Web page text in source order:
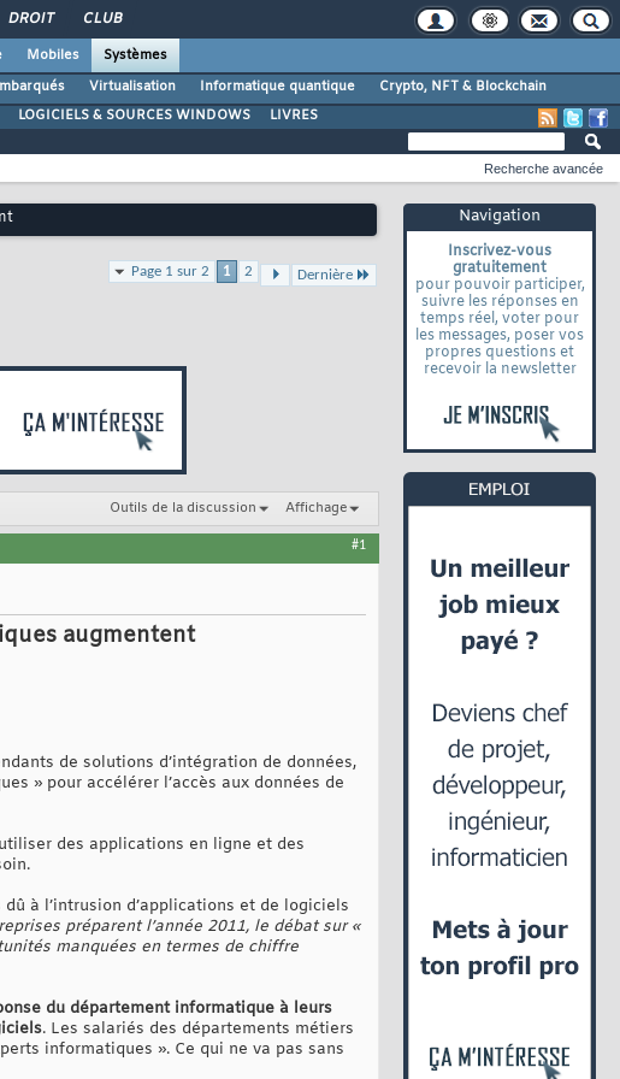
DROIT CLUB
Mobiles
Systèmes
Virtualisation Informatique quantique
Crypto, NFT & Blockchain
LOGICIELS & SOURCES WINDOWS LIVRES
Navigation
Inscrivez-vous
gratuitement
pour pouvoir participer,
suivre les réponses en
temps réel, voter pour
les messages, poser vos
propres questions et
recevoir la newsletter
Recherche avancée
Page 1 sur 2 1 2 Dernière
Outils de la discussion Affichage
#1
augmentent
de solutions d’intégration de données,
» pour accélérer l’accès aux données de
des applications en ligne et des
à l’intrusion d’applications et de logiciels
préparent l’année 2011, le débat sur «
manquées en termes de chiffre
du département informatique à leurs
. Les salariés des départements métiers
informatiques ». Ce qui ne va pas sans